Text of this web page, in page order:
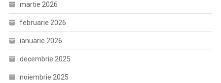
martie 2026
februarie 2026
ianuarie 2026
decembrie 2025
noiembrie 2025